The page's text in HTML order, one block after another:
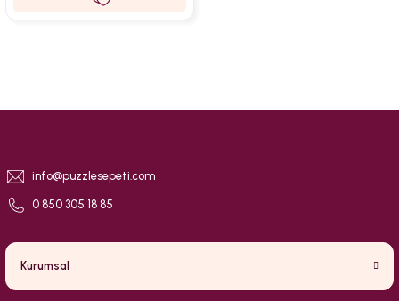
info@puzzlesepeti.com
0 850 305 18 85
Kurumsal